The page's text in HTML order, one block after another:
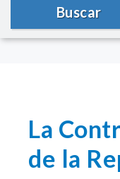
Buscar
La
de la